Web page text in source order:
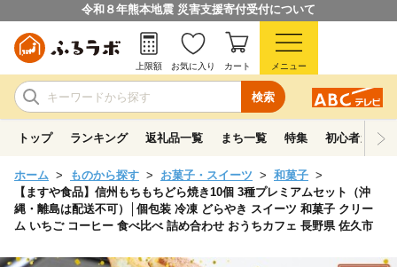
令和８年熊本地震 災害支援寄付受付について
検索
上限額 お気に入り カート メニュー
トップ ランキング 返礼品一覧 まち一覧 特集 初心者ガイド
ホーム ものから探す お菓子・スイーツ
和菓子
【ますや食品】信州もちもちどら焼き10個 3種プレミアムセット（沖
縄・離島は配送不可）│個包装 冷凍 どらやき スイーツ 和菓子 クリー
ム いちご コーヒー 食べ比べ 詰め合わせ おうちカフェ 長野県 佐久市